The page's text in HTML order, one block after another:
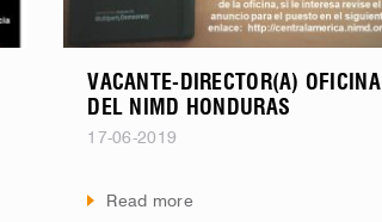
VACANTE-DIRECTOR(A) OFICINA
DEL NIMD HONDURAS
17-06-2019
Read more